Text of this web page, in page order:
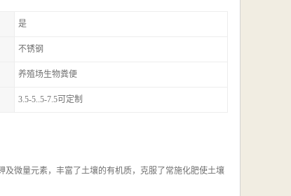
是
不锈钢
养殖场生物粪便
3.5-5..5-7.5可定制
微量元素，丰富了土壤的有机质，克服了常施化肥使土壤